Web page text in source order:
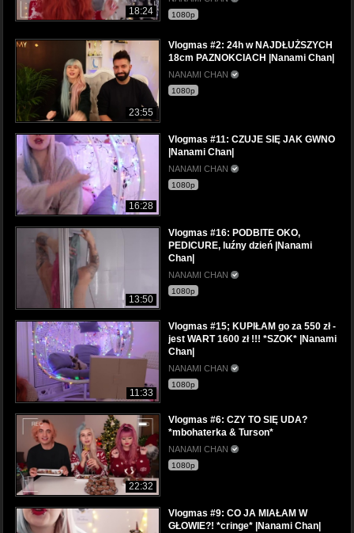
18:24 1080p
23:55
Vlogmas #2: 24h w NAJDŁUŻSZYCH
18cm PAZNOKCIACH |Nanami Chan|
NANAMI CHAN
1080p
16:28
Vlogmas #11: CZUJE SIĘ JAK GWNO
|Nanami Chan|
NANAMI CHAN
1080p
13:50
Vlogmas #16: PODBITE OKO,
PEDICURE, luźny dzień |Nanami
Chan|
NANAMI CHAN
1080p
11:33
Vlogmas #15; KUPIŁAM go za 550 zł -
jest WART 1600 zł !!! *SZOK* |Nanami
Chan|
NANAMI CHAN
1080p
22:32
Vlogmas #6: CZY TO SIĘ UDA?
*mbohaterka & Turson*
NANAMI CHAN
1080p
Vlogmas #9: CO JA MIAŁAM W
GŁOWIE?! *cringe* |Nanami Chan|